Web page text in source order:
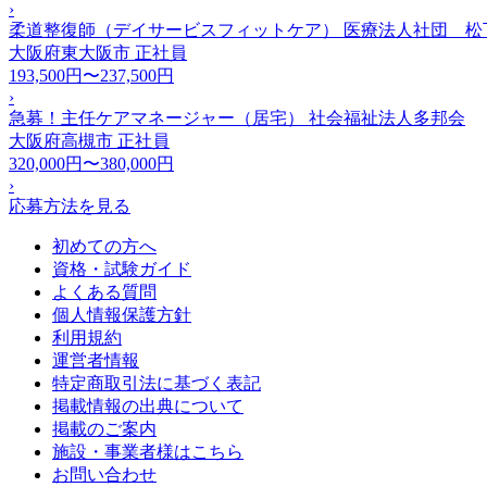
›
柔道整復師（デイサービスフィットケア） 医療法人社団 松
大阪府東大阪市 正社員
193,500円〜237,500円
›
急募！主任ケアマネージャー（居宅） 社会福祉法人多邦会
大阪府高槻市 正社員
320,000円〜380,000円
›
応募方法を見る
初めての方へ
資格・試験ガイド
よくある質問
個人情報保護方針
利用規約
運営者情報
特定商取引法に基づく表記
掲載情報の出典について
掲載のご案内
施設・事業者様はこちら
お問い合わせ